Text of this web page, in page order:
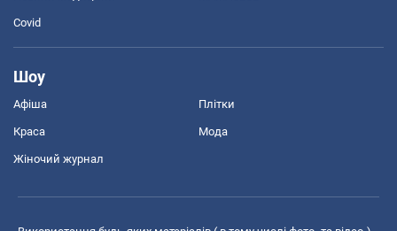
Covid
Шоу
Афіша Плітки
Краса Мода
Жіночий журнал